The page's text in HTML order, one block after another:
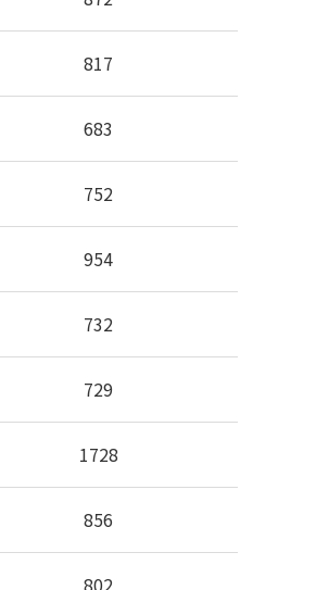
817
683
752
954
732
729
1728
856
802